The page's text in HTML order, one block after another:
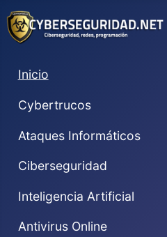
Inicio
Cybertrucos
Ataques Informáticos
Ciberseguridad
Inteligencia Artificial
Antivirus Online